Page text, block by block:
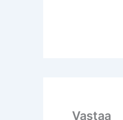
Vastaa